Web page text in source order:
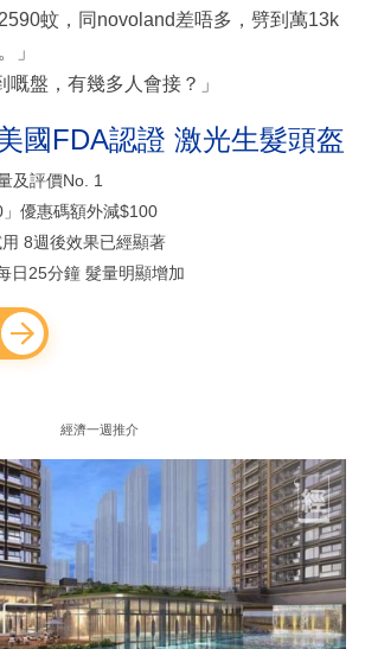
2590蚊，同novoland差唔多，劈到萬13k
」
嘅盤，有幾多人會接？」
國FDA認證 激光生髮頭盔
及評價No. 1
優惠碼額外減$100
8週後效果已經顯著
日25分鐘 髮量明顯增加
經濟一週推介